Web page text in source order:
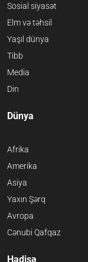
Sosial siyasət
Elm və təhsil
Yaşıl dünya
Tibb
Media
Din
Dünya
Afrika
Amerika
Asiya
Yaxın Şərq
Avropa
Cənubi Qafqaz
Hadisə